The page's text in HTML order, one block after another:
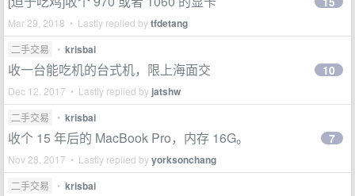
Mar 29, 2018 • Lastly replied bytfdetang
二手交易 • krisbai
收一台能吃机的台式机，限上海面交
Dec 12, 2017 • Lastly replied by jatshw
10
二手交易 • krisbai
收个 15 年后的 MacBook Pro，内存 16G。
Nov 28, 2017 • Lastly replied byyorksonchang
7
二手交易 • krisbai